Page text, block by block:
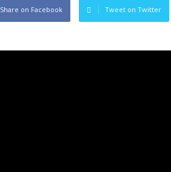
Share on Facebook Tweet on Twitter